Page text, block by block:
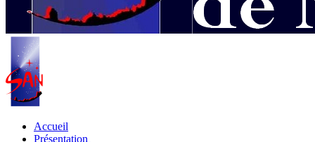
Accueil
Présentation